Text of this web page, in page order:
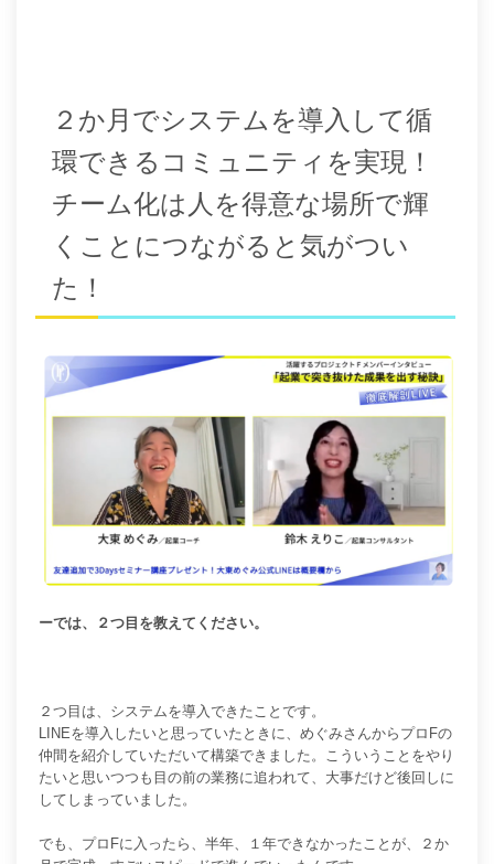
２か月でシステムを導入して循
環できるコミュニティを実現！
チーム化は人を得意な場所で輝
くことにつながると気がつい
た！
ーでは、２つ目を教えてください。
２つ目は、システムを導入できたことです。
LINEを導入したいと思っていたときに、めぐみさんからプロFの
仲間を紹介していただいて構築できました。こういうことをやり
たいと思いつつも目の前の業務に追われて、大事だけど後回しに
してしまっていました。
でも、プロFに入ったら、半年、１年できなかったことが、２か